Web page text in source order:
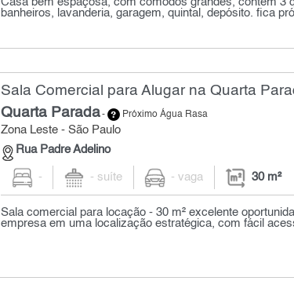
banheiros, lavanderia, garagem, quintal, depósito. fica
Sala Comercial para Alugar na Quarta
Quarta Parada- Próximo Água Rasa
Zona Leste - São Paulo
Rua Padre Adelino
- - suíte - vaga 30 m²
Sala comercial para locação - 30 m² excelente
empresa em uma localização estratégica, com fácil